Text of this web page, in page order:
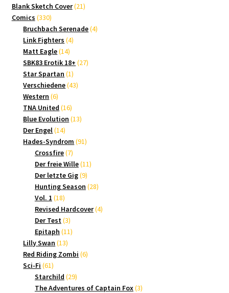
Blank Sketch Cover 2121
Comics 330330
Produkte
Bruchbach Serenade 44
Link Fighters 44
Matt Eagle 1414
Produkte
SBK83 Erotik 18+ 2727
Star Spartan 11
Produkt
Verschiedene 4343
Western 66
Produkte
TNA United 1616
Produkte
Blue Evolution 1313
Der Engel 1414
Produkte
Hades-Syndrom 9191
Crossfire 77
Produkte
Der freie Wille 1111
Der letzte Gig 99
Produkte
Hunting Season 2828
Vol. 1 1818
Produkte
Revised Hardcover 44
Der Test 33
Produkte
Epitaph 1111
Lilly Swan 1313
Produkte
Red Riding Zombi 66
Sci-Fi 6161
Produkte
Starchild 2929
Produkte
The Adventures of Captain Fox 33